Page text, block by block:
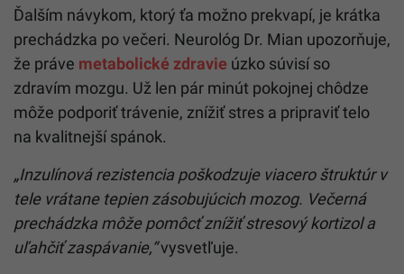
Ďalším návykom, ktorý ťa možno prekvapí, je krátka
prechádzka po večeri. Neurológ Dr. Mian upozorňuje,
že práve metabolické zdravie úzko súvisí so
zdravím mozgu. Už len pár minút pokojnej chôdze
môže podporiť trávenie, znížiť stres a pripraviť telo
na kvalitnejší spánok.
„Inzulínová rezistencia poškodzuje viacero štruktúr v
tele vrátane tepien zásobujúcich mozog. Večerná
prechádzka môže pomôcť znížiť stresový kortizol a
uľahčiť zaspávanie,“vysvetľuje.